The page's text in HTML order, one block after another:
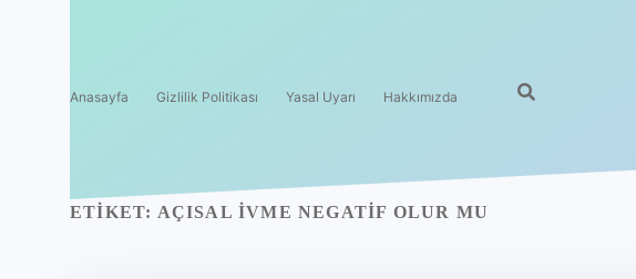
Anasayfa Gizlilik Politikası Yasal Uyarı Hakkımızda
ETIKET: AÇISAL IVME NEGATIF OLUR MU